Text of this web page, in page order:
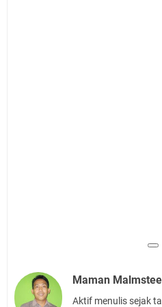
Maman
Aktif menulis sejak